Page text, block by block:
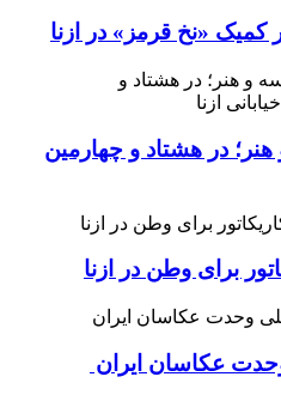
کمیک «نخ قرمز» در ازنا
در هشتاد و چهارمین
برای وطن در ازنا
عکاسان ایران